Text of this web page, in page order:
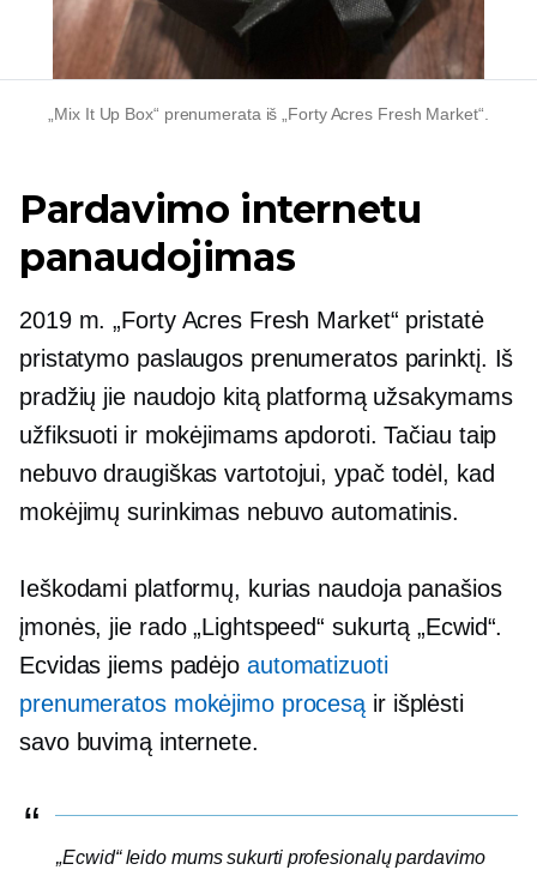
„Mix It Up Box“ prenumerata iš „Forty Acres Fresh Market“.
Pardavimo internetu
panaudojimas
2019 m. „Forty Acres Fresh Market“ pristatė
pristatymo paslaugos prenumeratos parinktį. Iš
pradžių jie naudojo kitą platformą užsakymams
užfiksuoti ir mokėjimams apdoroti. Tačiau taip
nebuvodraugiškas vartotojui, ypač todėl, kad
mokėjimų surinkimas nebuvo automatinis.
Ieškodami platformų, kurias naudoja panašios
įmonės, jie rado „Lightspeed“ sukurtą „Ecwid“.
Ecvidas jiems padėjo automatizuoti
prenumeratos mokėjimo procesąir išplėsti
savo buvimą internete.
„Ecwid“ leido mums sukurti profesionalų pardavimo